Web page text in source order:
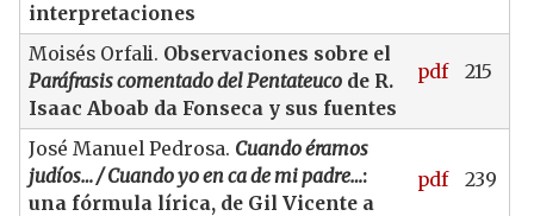
interpretaciones
Moisés Orfali. Observaciones sobre el
Paráfrasis comentado del Pentateucode R.
Isaac Aboab da Fonseca y sus fuentes
pdf 215
José Manuel Pedrosa. Cuando éramos
judíos… / Cuando yo en ca de mi padre…:
una fórmula lírica, de Gil Vicente a
pdf 239